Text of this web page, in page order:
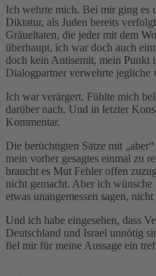
Ich wehrte mich. Bei mir ging es
Diktatur, als Juden bereits
Gräueltaten, die jeder mit dem
überhaupt, ich war doch auch
doch kein Antisemit, mein
Dialogpartner verwehrte jegliche
Ich war verärgert. Fühlte mich
darüber nach. Und in letzter
Kommentar.
Die berüchtigten Sätze mit
mein vorher gesagtes einmal zu
braucht es Mut Fehler offen
nicht gemacht. Aber ich
etwas unangemessen sagen,
Und ich habe eingesehen, dass
Deutschland und Israel unnötig
fiel mir für meine Aussage ein